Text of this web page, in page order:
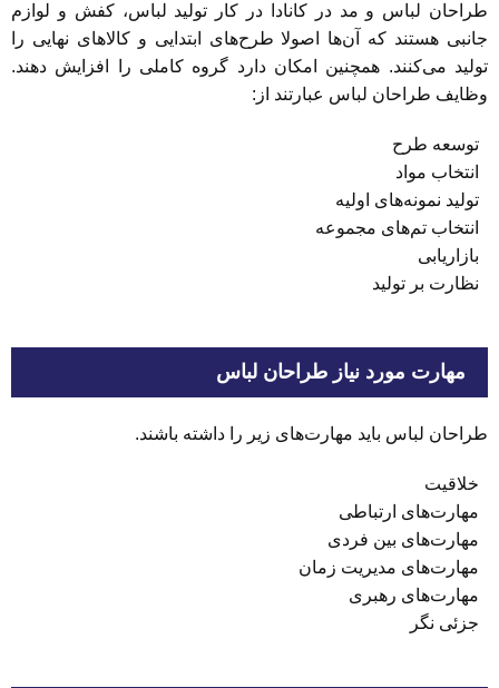
طراحان لباس و مد در کانادا در کار تولید لباس، کفش و لوازم
جانبی هستند که آن‌ها اصولا طرح‌های ابتدایی و کالاهای نهایی را
تولید می‌کنند. همچنین امکان دارد گروه کاملی را افزایش دهند.
وظایف طراحان لباس عبارتند از:
توسعه طرح
انتخاب مواد
تولید نمونه‌های اولیه
انتخاب تم‌های مجموعه
بازاریابی
نظارت بر تولید
مهارت مورد نیاز طراحان لباس
طراحان لباس باید مهارت‌های زیر را داشته باشند.
خلاقیت
مهارت‌های ارتباطی
مهارت‌های بین فردی
مهارت‌های مدیریت زمان
مهارت‌های رهبری
جزئی نگر